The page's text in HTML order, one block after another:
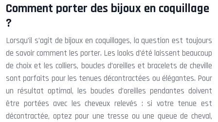
Comment porter des bijoux en coquillage
?
Lorsqu’il s’agit de bijoux en coquillages, la question est toujours
de savoir comment les porter. Les looks d’été laissent beaucoup
de choix et les colliers, boucles d’oreilles et bracelets de cheville
sont parfaits pour les tenues décontractées ou élégantes. Pour
un résultat optimal, les boucles d’oreilles pendantes doivent
être portées avec les cheveux relevés : si votre tenue est
décontractée, optez pour une tresse ou une queue de cheval,